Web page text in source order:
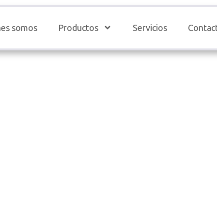
somos Productos Servicios